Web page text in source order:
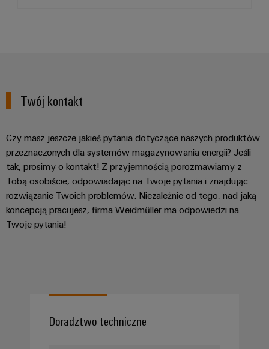
Twój kontakt
Czy masz jeszcze jakieś pytania dotyczące naszych produktów
przeznaczonych dla systemów magazynowania energii? Jeśli
tak, prosimy o kontakt! Z przyjemnością porozmawiamy z
Tobą osobiście, odpowiadając na Twoje pytania i znajdując
rozwiązanie Twoich problemów. Niezależnie od tego, nad jaką
koncepcją pracujesz, firma Weidmüller ma odpowiedzi na
Twoje pytania!
Doradztwo techniczne